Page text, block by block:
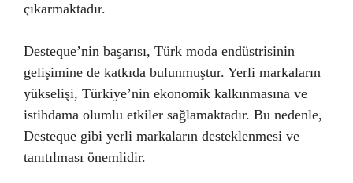
çıkarmaktadır.
Desteque’nin başarısı, Türk moda endüstrisinin
gelişimine de katkıda bulunmuştur. Yerli markaların
yükselişi, Türkiye’nin ekonomik kalkınmasına ve
istihdama olumlu etkiler sağlamaktadır. Bu nedenle,
Desteque gibi yerli markaların desteklenmesi ve
tanıtılması önemlidir.